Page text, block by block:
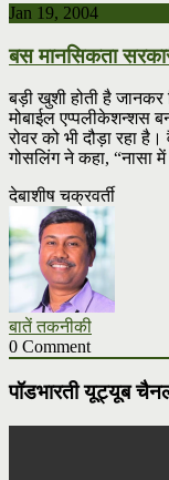
Jan 19, 2004
बस मानसिकता
बड़ी खुशी होती है जानकर
मोबाईल एप्पलीकेशन्शस
रोवर को भी दौड़ा रहा
गोसलिंग ने कहा, “नासा
देबाशीष चक्रवर्ती
बातें तकनीकी
0 Comment
पॉडभारती यूट्यूब